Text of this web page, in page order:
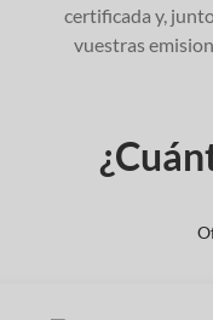
certificada y,
vuestras